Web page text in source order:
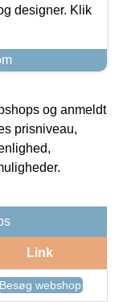
designer. Klik
og anmeldt
prisniveau,
Link
Besøg webshop